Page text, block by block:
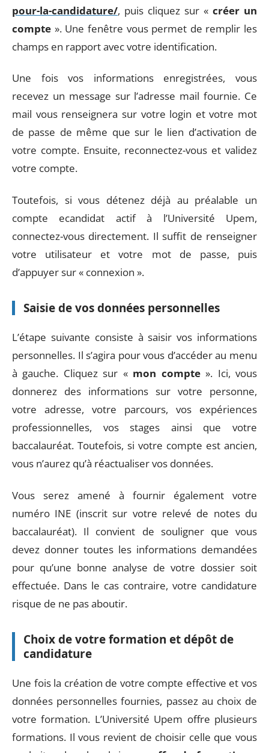
pour-la-candidature/, puis cliquez sur « créer un
compte ». Une fenêtre vous permet de remplir les
champs en rapport avec votre identification.
Une fois vos informations enregistrées, vous
recevez un message sur l’adresse mail fournie. Ce
mail vous renseignera sur votre login et votre mot
de passe de même que sur le lien d’activation de
votre compte. Ensuite, reconnectez-vous et validez
votre compte.
Toutefois, si vous détenez déjà au préalable un
compte ecandidat actif à l’Université Upem,
connectez-vous directement. Il suffit de renseigner
votre utilisateur et votre mot de passe, puis
d’appuyer sur « connexion ».
Saisie de vos données personnelles
L’étape suivante consiste à saisir vos informations
personnelles. Il s’agira pour vous d’accéder au menu
à gauche. Cliquez sur « mon compte». Ici, vous
donnerez des informations sur votre personne,
votre adresse, votre parcours, vos expériences
professionnelles, vos stages ainsi que votre
baccalauréat. Toutefois, si votre compte est ancien,
vous n’aurez qu’à réactualiser vos données.
Vous serez amené à fournir également votre
numéro INE (inscrit sur votre relevé de notes du
baccalauréat). Il convient de souligner que vous
devez donner toutes les informations demandées
pour qu’une bonne analyse de votre dossier soit
effectuée. Dans le cas contraire, votre candidature
risque de ne pas aboutir.
Choix de votre formation et dépôt de
candidature
Une fois la création de votre compte effective et vos
données personnelles fournies, passez au choix de
votre formation. L’Université Upem offre plusieurs
formations. Il vous revient de choisir celle que vous